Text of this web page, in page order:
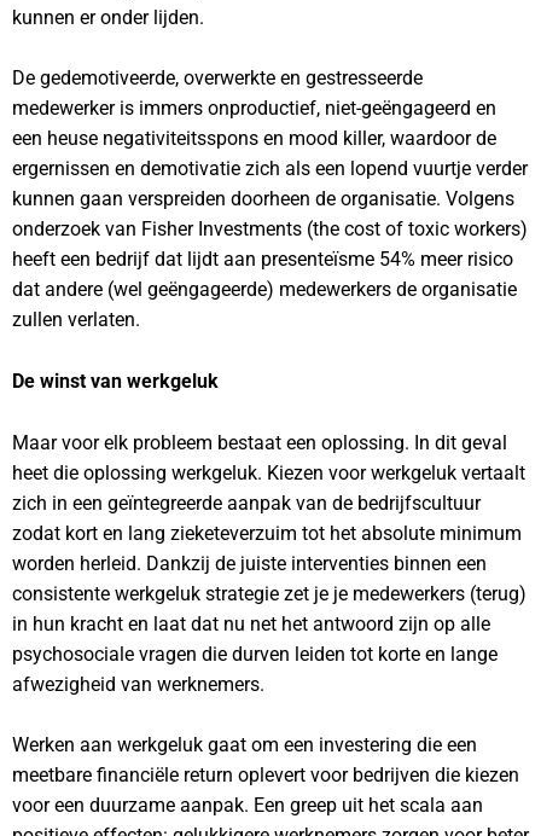
kunnen er onder lijden.
De gedemotiveerde, overwerkte en gestresseerde
medewerker is immers onproductief, niet-geëngageerd en
een heuse negativiteitsspons en mood killer, waardoor de
ergernissen en demotivatie zich als een lopend vuurtje verder
kunnen gaan verspreiden doorheen de organisatie. Volgens
onderzoek van Fisher Investments (the cost of toxic workers)
heeft een bedrijf dat lijdt aan presenteïsme 54% meer risico
dat andere (wel geëngageerde) medewerkers de organisatie
zullen verlaten.
De winst van werkgeluk
Maar voor elk probleem bestaat een oplossing. In dit geval
heet die oplossing werkgeluk. Kiezen voor werkgeluk vertaalt
zich in een geïntegreerde aanpak van de bedrijfscultuur
zodat kort en lang zieketeverzuim tot het absolute minimum
worden herleid. Dankzij de juiste interventies binnen een
consistente werkgeluk strategie zet je je medewerkers (terug)
in hun kracht en laat dat nu net het antwoord zijn op alle
psychosociale vragen die durven leiden tot korte en lange
afwezigheid van werknemers.
Werken aan werkgeluk gaat om een investering die een
meetbare financiële return oplevert voor bedrijven die kiezen
voor een duurzame aanpak. Een greep uit het scala aan